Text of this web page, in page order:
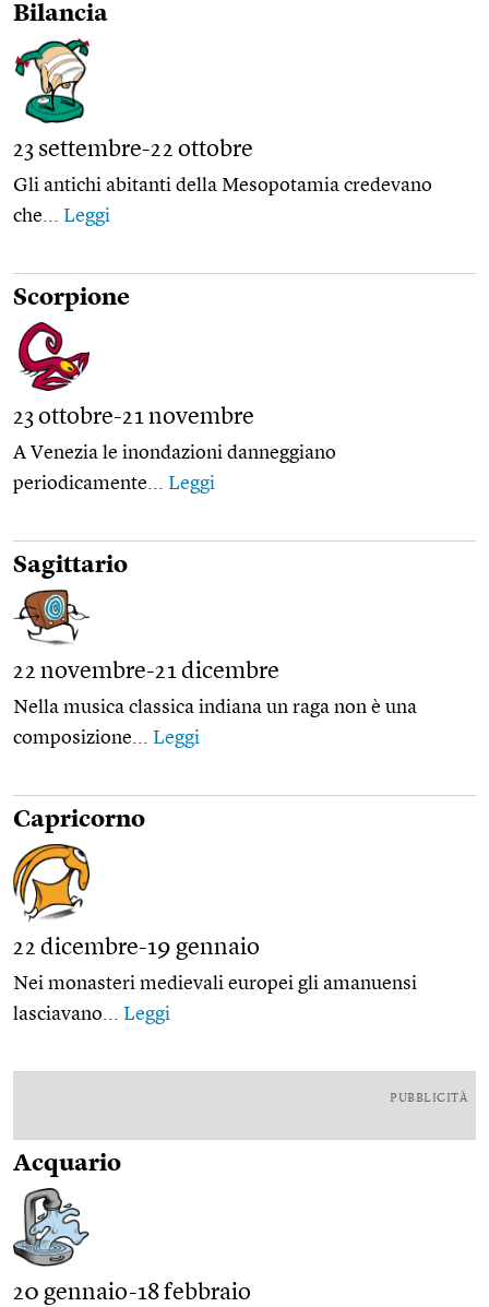
Bilancia
23 settembre-22 ottobre
Gli antichi abitanti della Mesopotamia credevano
che... Leggi
Scorpione
23 ottobre-21 novembre
A Venezia le inondazioni danneggiano
periodicamente... Leggi
Sagittario
22 novembre-21 dicembre
Nella musica classica indiana un raga non è una
composizione... Leggi
Capricorno
22 dicembre-19 gennaio
Nei monasteri medievali europei gli amanuensi
lasciavano... Leggi
PUBBLICITÀ
Acquario
20 gennaio-18 febbraio